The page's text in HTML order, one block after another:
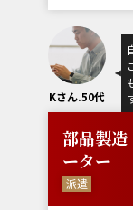
Kさん.50代
部品製造
ーター
派遣